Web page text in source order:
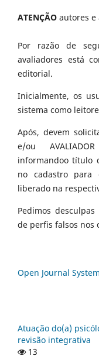
ATENÇÃO autores e
Por razão de
avaliadores está
editorial.
Inicialmente, os
sistema como
Após, devem
e/ou
informandoo título
no cadastro para
liberado na
Pedimos
de perfis falsos nos
Open Journal
Atuação do(a)
revisão integrativa
13